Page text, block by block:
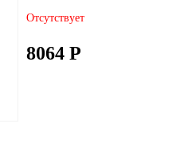
Отсутствует
8064 Р